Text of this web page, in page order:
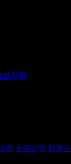
线帮助
营 金融必学 股票